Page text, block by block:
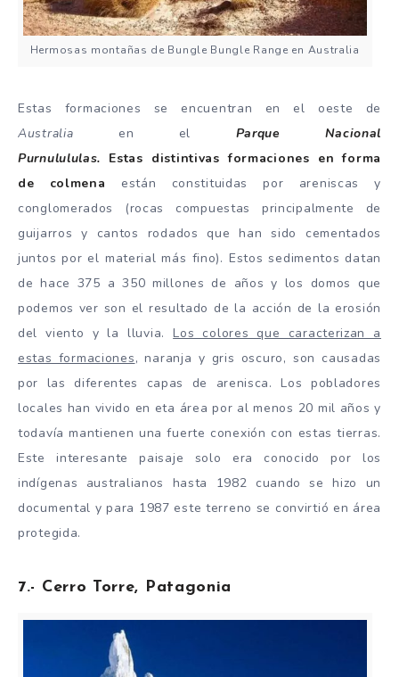
Hermosas montañas de Bungle Bungle Range en Australia
Estas formaciones se encuentran en el oeste de
Australia en el Parque Nacional
Purnulululas. Estas distintivas formaciones en forma
de colmena están constituidas por areniscas y
conglomerados (rocas compuestas principalmente de
guijarros y cantos rodados que han sido cementados
juntos por el material más fino). Estos sedimentos datan
de hace 375 a 350 millones de años y los domos que
podemos ver son el resultado de la acción de la erosión
del viento y la lluvia.Los colores que caracterizan a
estas formaciones, naranja y gris oscuro, son causadas
por las diferentes capas de arenisca. Los pobladores
locales han vivido en eta área por al menos 20 mil años y
todavía mantienen una fuerte conexión con estas tierras.
Este interesante paisaje solo era conocido por los
indígenas australianos hasta 1982 cuando se hizo un
documental y para 1987 este terreno se convirtió en área
protegida.
7.- Cerro Torre, Patagonia